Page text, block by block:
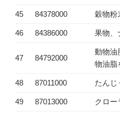
45 84378000 穀物粉
46 84386000 果物、
47 84792000
動物油
物油脂
48 87011000 たんじ
49 87013000 クロー